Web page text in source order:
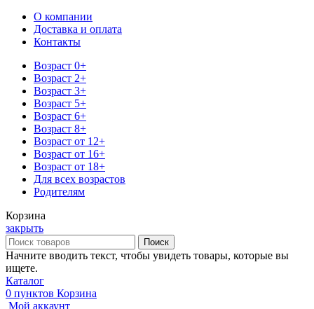
О компании
Доставка и оплата
Контакты
Возраст 0+
Возраст 2+
Возраст 3+
Возраст 5+
Возраст 6+
Возраст 8+
Возраст от 12+
Возраст от 16+
Возраст от 18+
Для всех возрастов
Родителям
Корзина
закрыть
Поиск
Начните вводить текст, чтобы увидеть товары, которые вы
ищете.
Каталог
0 пунктов Корзина
Мой аккаунт